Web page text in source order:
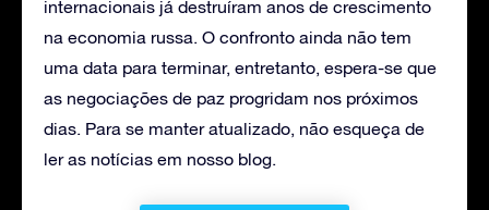
internacionais já destruíram anos de crescimento
na economia russa. O confronto ainda não tem
uma data para terminar, entretanto, espera-se que
as negociações de paz progridam nos próximos
dias. Para se manter atualizado, não esqueça de
ler as notícias em nosso blog.